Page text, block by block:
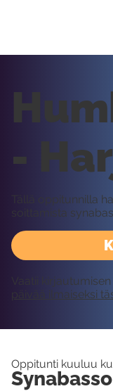
-
Tällä oppitunnilla
soittamista
Vaatii
päivää ilmaiseksi
Oppitunti kuuluu